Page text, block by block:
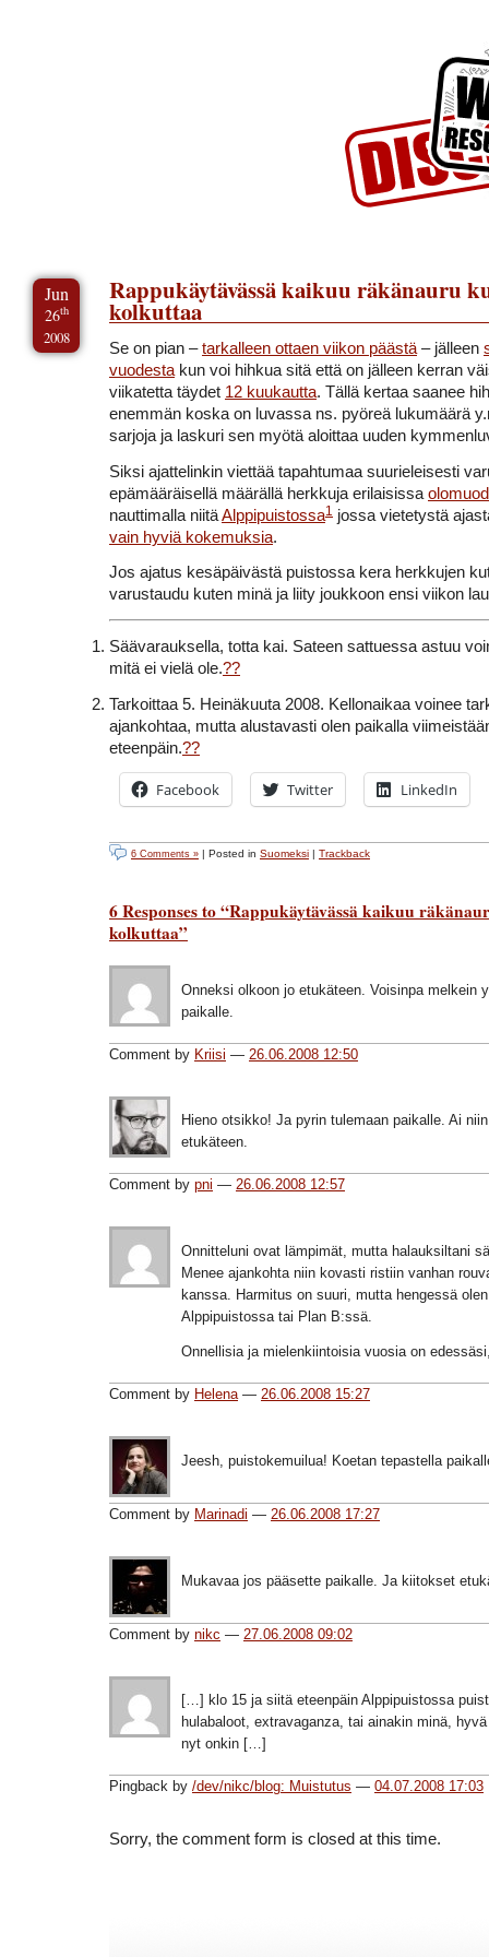
Jun
26th
2008
Rappukäytävässä kaikuu räkänauru
kolkuttaa
Se on pian –tarkalleen ottaen viikon päästä – jälleen
vuodesta kun voi hihkua sitä että on jälleen kerran
viikatetta täydet 12 kuukautta. Tällä kertaa saanee
enemmän koska on luvassa ns. pyöreä lukumäärä
sarjoja ja laskuri sen myötä aloittaa uuden
Siksi ajattelinkin viettää tapahtumaa suurieleisesti
epämääräisellä määrällä herkkuja erilaisissa
nauttimalla niitäAlppipuistossa1 jossa vietetystä
vain hyviä kokemuksia.
Jos ajatus kesäpäivästä puistossa kera herkkujen
varustaudu kuten minä ja liity joukkoon ensi viikon
Säävarauksella, totta kai. Sateen sattuessa astuu
mitä ei vielä ole.??
Tarkoittaa 5. Heinäkuuta 2008. Kellonaikaa voinee
ajankohtaa, mutta alustavasti olen paikalla
eteenpäin.??
Facebook Twitter LinkedIn
6 Comments » | Posted in Suomeksi | Trackback
6 Responses to “Rappukäytävässä kaikuu
kolkuttaa”
Onneksi olkoon jo etukäteen. Voisinpa melkein
paikalle.
Comment by Kriisi — 26.06.2008 12:50
Hieno otsikko! Ja pyrin tulemaan paikalle. Ai
etukäteen.
Comment by pni — 26.06.2008 12:57
Onnitteluni ovat lämpimät, mutta halauksiltani
Menee ajankohta niin kovasti ristiin vanhan
kanssa. Harmitus on suuri, mutta hengessä
Alppipuistossa tai Plan B:ssä.
Onnellisia ja mielenkiintoisia vuosia on
Comment by Helena— 26.06.2008 15:27
Jeesh, puistokemuilua! Koetan tepastella
Comment by Marinadi — 26.06.2008 17:27
Mukavaa jos pääsette paikalle. Ja kiitokset
Comment by nikc — 27.06.2008 09:02
[…] klo 15 ja siitä eteenpäin Alppipuistossa
hulabaloot, extravaganza, tai ainakin minä,
nyt onkin […]
Pingback by /dev/nikc/blog: Muistutus — 04.07.2008 17:03
Sorry, the comment form is closed at this time.